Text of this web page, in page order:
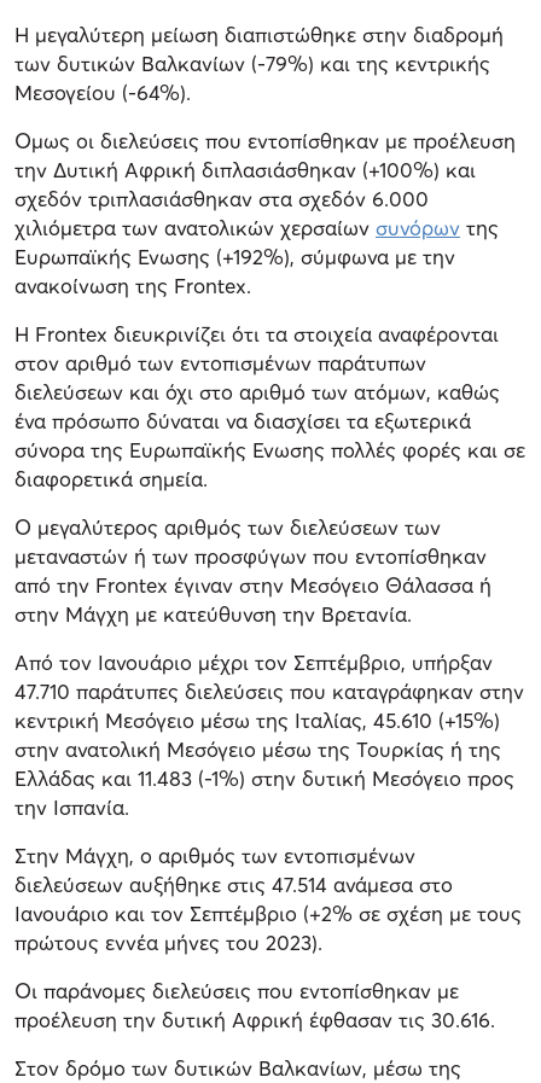
Η μεγαλύτερη μείωση διαπιστώθηκε στην διαδρομή
των δυτικών Βαλκανίων (-79%) και της κεντρικής
Μεσογείου (-64%).
Ομως οι διελεύσεις που εντοπίσθηκαν με προέλευση
την Δυτική Αφρική διπλασιάσθηκαν (+100%) και
σχεδόν τριπλασιάσθηκαν στα σχεδόν 6.000
χιλιόμετρα των ανατολικών χερσαίων συνόρων της
Ευρωπαϊκής Ενωσης (+192%), σύμφωνα με την
ανακοίνωση της Frontex.
Η Frontex διευκρινίζει ότι τα στοιχεία αναφέρονται
στον αριθμό των εντοπισμένων παράτυπων
διελεύσεων και όχι στο αριθμό των ατόμων, καθώς
ένα πρόσωπο δύναται να διασχίσει τα εξωτερικά
σύνορα της Ευρωπαϊκής Ενωσης πολλές φορές και σε
διαφορετικά σημεία.
Ο μεγαλύτερος αριθμός των διελεύσεων των
μεταναστών ή των προσφύγων που εντοπίσθηκαν
από την Frontex έγιναν στην Μεσόγειο Θάλασσα ή
στην Μάγχη με κατεύθυνση την Βρετανία.
Από τον Ιανουάριο μέχρι τον Σεπτέμβριο, υπήρξαν
47.710 παράτυπες διελεύσεις που καταγράφηκαν στην
κεντρική Μεσόγειο μέσω της Ιταλίας, 45.610 (+15%)
στην ανατολική Μεσόγειο μέσω της Τουρκίας ή της
Ελλάδας και 11.483 (-1%) στην δυτική Μεσόγειο προς
την Ισπανία.
Στην Μάγχη, ο αριθμός των εντοπισμένων
διελεύσεων αυξήθηκε στις 47.514 ανάμεσα στο
Ιανουάριο και τον Σεπτέμβριο (+2% σε σχέση με τους
πρώτους εννέα μήνες του 2023).
Οι παράνομες διελεύσεις που εντοπίσθηκαν με
προέλευση την δυτική Αφρική έφθασαν τις 30.616.
Στον δρόμο των δυτικών Βαλκανίων, μέσω της